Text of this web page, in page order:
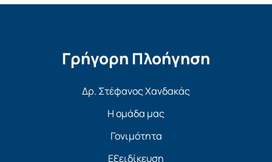
Γρήγορη Πλοήγηση
Δρ. Στέφανος Χανδακάς
Η ομάδα μας
Γονιμότητα
Εξειδίκευση